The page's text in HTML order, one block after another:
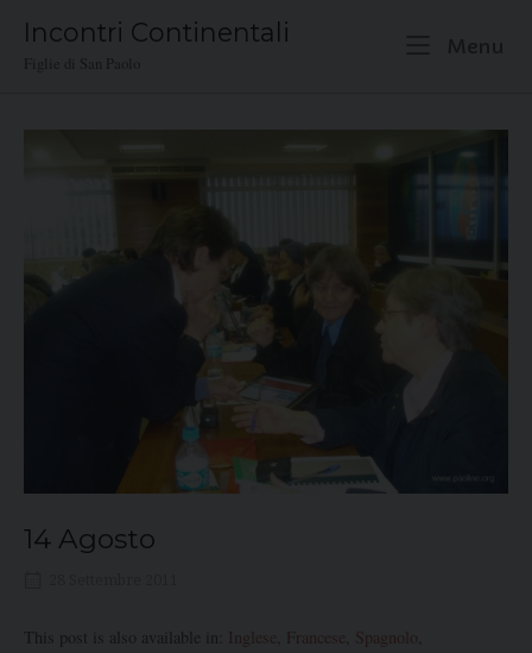
Incontri Continentali
Figlie di San Paolo
14 Agosto
This post is also available in: Inglese Francese
Spagnolo